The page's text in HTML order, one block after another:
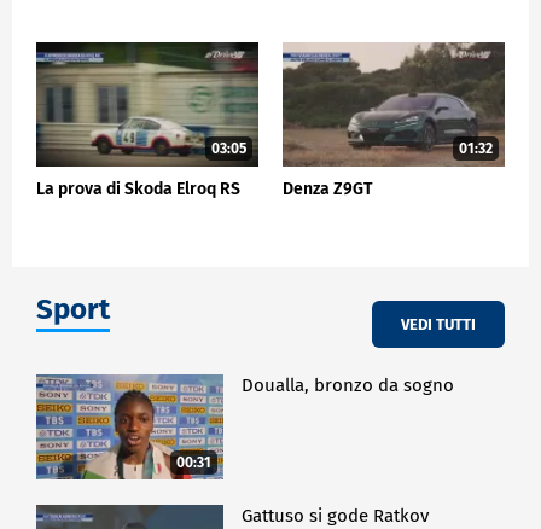
03:05
La prova di Skoda Elroq RS
01:32
Denza Z9GT
Sport VEDI TUTTI
00:31
Doualla, bronzo da sogno
Gattuso si gode Ratkov